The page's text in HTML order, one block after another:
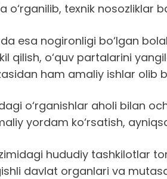
o‘rganilib, texnik nosozliklar
esa nogironligi bo‘lgan
qilish, o‘quv partalarini
ham amaliy ishlar olib
o‘rganishlar aholi bilan
yordam ko‘rsatish,
hududiy tashkilotlar
davlat organlari va